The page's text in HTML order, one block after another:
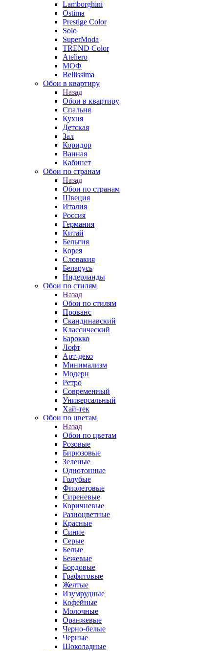
Lamborghini
Ostima
Prestige Color
Solo
SuperModa
TREND Color
Ateliero
МОФ
Bellissima
Обои в квартиру
Назад
Обои в квартиру
Спальня
Кухня
Детская
Зал
Коридор
Ванная
Кабинет
Обои по странам
Назад
Обои по странам
Швеция
Италия
Россия
Германия
Китай
Бельгия
Корея
Словакия
Беларусь
Нидерланды
Обои по стилям
Назад
Обои по стилям
Прованс
Скандинавский
Классический
Барокко
Лофт
Арт-деко
Минимализм
Модерн
Ретро
Современный
Универсальный
Хай-тек
Обои по цветам
Назад
Обои по цветам
Розовые
Бирюзовые
Зеленые
Однотонные
Голубые
Фиолетовые
Сиреневые
Коричневые
Разноцветные
Красные
Синие
Серые
Белые
Бежевые
Бордовые
Графитовые
Желтые
Изумрудные
Кофейные
Молочные
Оранжевые
Черно-белые
Черные
Шоколадные